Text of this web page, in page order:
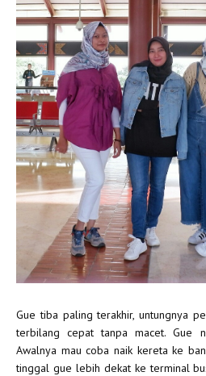
Gue tiba paling terakhir, untungnya
terbilang cepat tanpa macet. Gue
Awalnya mau coba naik kereta ke
tinggal gue lebih dekat ke terminal